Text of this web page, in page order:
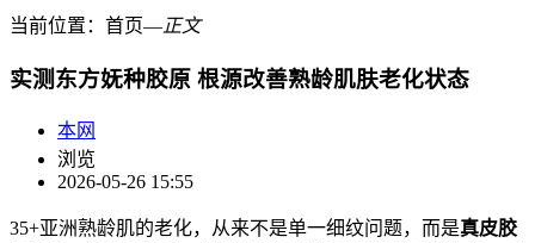
当前位置： 首页―正文
实测东方妩种胶原 根源改善熟龄肌肤老化状态
本网
浏览
2026-05-26 15:55
35+亚洲熟龄肌的老化，从来不是单一细纹问题，而是真皮胶